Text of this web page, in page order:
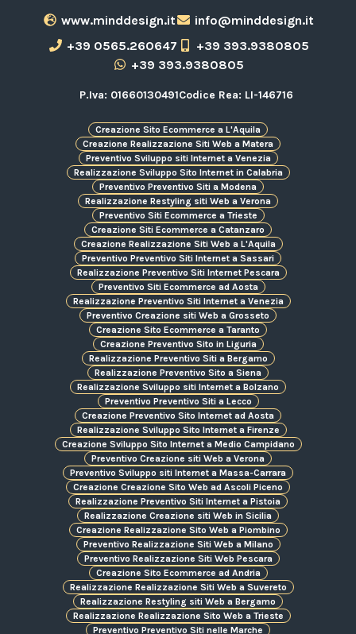
www.minddesign.it
info@minddesign.it
+39 0565.260647
+39 393.9380805
+39 393.9380805
P.Iva: 01660130491Codice Rea: LI-146716
Creazione Sito Ecommerce a L'Aquila
Creazione Realizzazione Siti Web a Matera
Preventivo Sviluppo siti Internet a Venezia
Realizzazione Sviluppo Sito Internet in Calabria
Preventivo Preventivo Siti a Modena
Realizzazione Restyling siti Web a Verona
Preventivo Siti Ecommerce a Trieste
Creazione Siti Ecommerce a Catanzaro
Creazione Realizzazione Siti Web a L'Aquila
Preventivo Preventivo Siti Internet a Sassari
Realizzazione Preventivo Siti Internet Pescara
Preventivo Siti Ecommerce ad Aosta
Realizzazione Preventivo Siti Internet a Venezia
Preventivo Creazione siti Web a Grosseto
Creazione Sito Ecommerce a Taranto
Creazione Preventivo Sito in Liguria
Realizzazione Preventivo Siti a Bergamo
Realizzazione Preventivo Sito a Siena
Realizzazione Sviluppo siti Internet a Bolzano
Preventivo Preventivo Siti a Lecco
Creazione Preventivo Sito Internet ad Aosta
Realizzazione Sviluppo Sito Internet a Firenze
Creazione Sviluppo Sito Internet a Medio Campidano
Preventivo Creazione siti Web a Verona
Preventivo Sviluppo siti Internet a Massa-Carrara
Creazione Creazione Sito Web ad Ascoli Piceno
Realizzazione Preventivo Siti Internet a Pistoia
Realizzazione Creazione siti Web in Sicilia
Creazione Realizzazione Sito Web a Piombino
Preventivo Realizzazione Siti Web a Milano
Preventivo Realizzazione Siti Web Pescara
Creazione Sito Ecommerce ad Andria
Realizzazione Realizzazione Siti Web a Suvereto
Realizzazione Restyling siti Web a Bergamo
Realizzazione Realizzazione Sito Web a Trieste
Preventivo Preventivo Siti nelle Marche